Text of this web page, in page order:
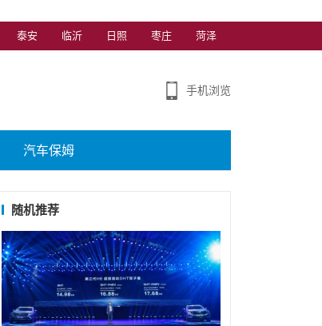
泰安 临沂 日照 枣庄 菏泽
手机浏览
汽车保姆
随机推荐